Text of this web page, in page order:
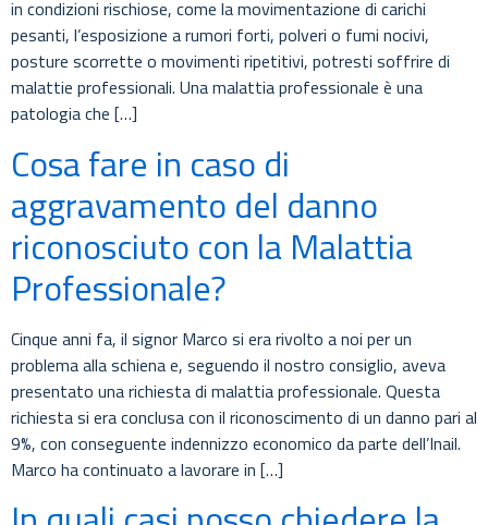
in condizioni rischiose, come la movimentazione di carichi
pesanti, l’esposizione a rumori forti, polveri o fumi nocivi,
posture scorrette o movimenti ripetitivi, potresti soffrire di
malattie professionali. Una malattia professionale è una
patologia che […]
Cosa fare in caso di
aggravamento del danno
riconosciuto con la Malattia
Professionale?
Cinque anni fa, il signor Marco si era rivolto a noi per un
problema alla schiena e, seguendo il nostro consiglio, aveva
presentato una richiesta di malattia professionale. Questa
richiesta si era conclusa con il riconoscimento di un danno pari al
9%, con conseguente indennizzo economico da parte dell’Inail.
Marco ha continuato a lavorare in […]